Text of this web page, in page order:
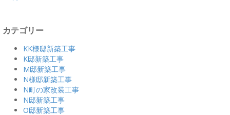
カテゴリー
KK様邸新築工事
K邸新築工事
M邸新築工事
N様邸新築工事
N町の家改装工事
N邸新築工事
O邸新築工事